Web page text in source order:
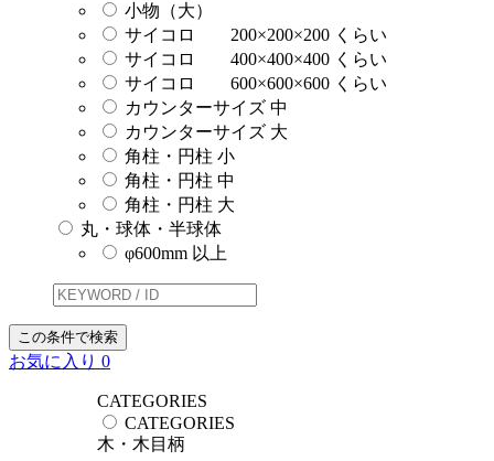
小物（大）
サイコロ 200×200×200 くらい
サイコロ 400×400×400 くらい
サイコロ 600×600×600 くらい
カウンターサイズ 中
カウンターサイズ 大
角柱・円柱 小
角柱・円柱 中
角柱・円柱 大
丸・球体・半球体
φ600mm 以上
この条件で検索
お気に入り 0
CATEGORIES
CATEGORIES
木・木目柄